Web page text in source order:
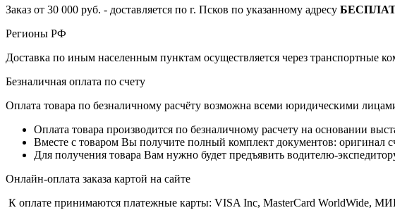
Заказ от 30 000 руб. - доставляется по г. Псков по указанному адресу
Регионы РФ
Доставка по иным населенным пунктам осуществляется через транспортные
Безналичная оплата по счету
Оплата товара по безналичному расчёту возможна всеми юридическими
Оплата товара производится по безналичному расчету на основании
Вместе с товаром Вы получите полный комплект документов: оригинал
Для получения товара Вам нужно будет предъявить водителю-
Онлайн-оплата заказа картой на сайте
К оплате принимаются платежные карты: VISA Inc, MasterCard WorldWide,